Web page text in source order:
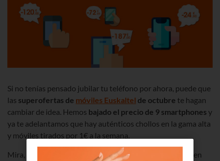
Si no tenías pensado jubilar tu teléfono por ahora, puede que
las superofertas de móviles Euskaltel de octubre te hagan
cambiar de idea. Hemos bajado el precio de 9 smartphones y
ya te adelantamos que hay auténticos chollos en la gama alta
y móviles tirados por 1€ a la semana.
Mira, mira... pero ojito porque no va a ser fácil centrarse en